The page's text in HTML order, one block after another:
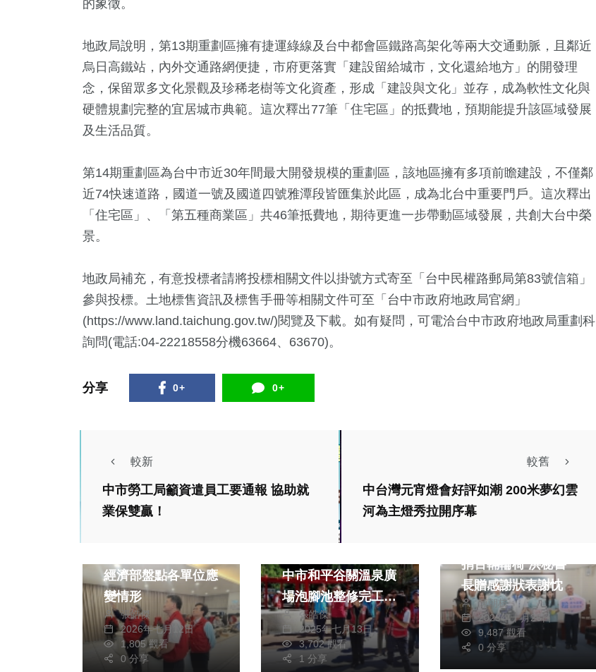
的象徵。
地政局說明，第13期重劃區擁有捷運綠線及台中都會區鐵路高架化等兩大交通動脈，且鄰近
烏日高鐵站，內外交通路網便捷，市府更落實「建設留給城市，文化還給地方」的開發理
念，保留眾多文化景觀及珍稀老樹等文化資產，形成「建設與文化」並存，成為軟性文化與
硬體規劃完整的宜居城市典範。這次釋出77筆「住宅區」的抵費地，預期能提升該區域發展
及生活品質。
第14期重劃區為台中市近30年間最大開發規模的重劃區，該地區擁有多項前瞻建設，不僅鄰
近74快速道路，國道一號及國道四號雅潭段皆匯集於此區，成為北台中重要門戶。這次釋出
「住宅區」、「第五種商業區」共46筆抵費地，期待更進一步帶動區域發展，共創大台中榮
景。
地政局補充，有意投標者請將投標相關文件以掛號方式寄至「台中民權路郵局第83號信箱」
參與投標。土地標售資訊及標售手冊等相關文件可至「台中市政府地政局官網」
(https://www.land.taichung.gov.tw/)閱覽及下載。如有疑問，可電洽台中市政府地政局重劃科
詢問(電話:04-22218558分機63664、63670)。
分享 0+ 0+
較新
中市勞工局籲資遣員工要通報 協助就
業保雙贏！
較舊
中台灣元宵燈會好評如潮 200米夢幻雲
河為主燈秀拉開序幕
政治 生活
經濟部盤點各單位應
變情形
張皓傑
2026年七月12日
1,805 觀看
0 分享
旅遊
中市和平谷關溫泉廣
場泡腳池整修完工再
出發張皓傑
2025年七月13日
3,702 觀看
1 分享
社會 生活
健康及醫療
捐百輛輪椅 洪秘書
長贈感謝狀表謝忱
陳朝枝
2023年十月26日
9,487 觀看
0 分享
政治 生活
盛夏劇場大冒險！
政治